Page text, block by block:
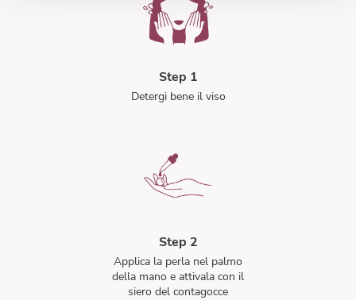
Step 1
Detergi bene il viso
Step 2
Applica la perla nel palmo
della mano e attivala con il
siero del contagocce